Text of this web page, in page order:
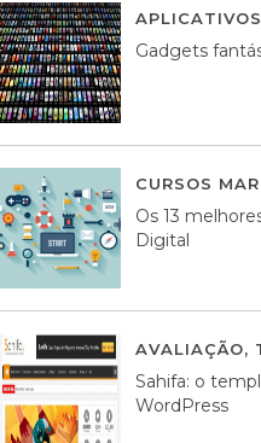
APLICATIVOS
Gadgets
CURSOS
Os 13
Digital
AVALIAÇÃO,
Sahifa: o
WordPress